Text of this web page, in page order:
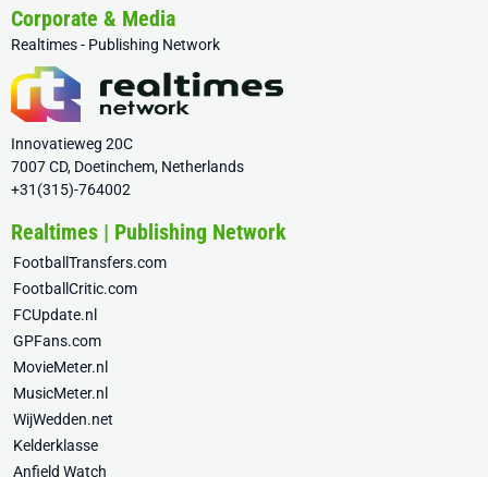
Corporate & Media
Realtimes - Publishing Network
Innovatieweg 20C
7007 CD, Doetinchem, Netherlands
+31(315)-764002
Realtimes | Publishing Network
FootballTransfers.com
FootballCritic.com
FCUpdate.nl
GPFans.com
MovieMeter.nl
MusicMeter.nl
WijWedden.net
Kelderklasse
Anfield Watch